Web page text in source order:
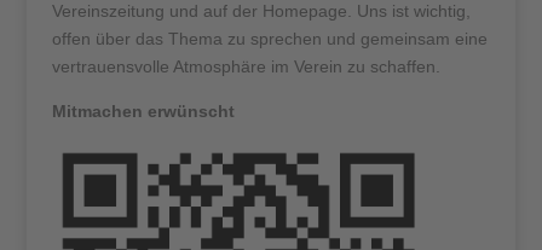
Vereinszeitung und auf der Homepage. Uns ist wichtig,
offen über das Thema zu sprechen und gemeinsam eine
vertrauensvolle Atmosphäre im Verein zu schaffen.
Mitmachen erwünscht